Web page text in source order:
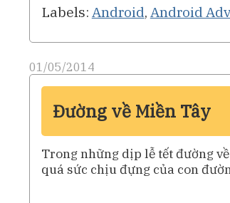
Labels: Android, Android
01/05/2014
Đường về Miền Tây
Trong những dịp lễ tết đường
quá sức chịu đựng của con